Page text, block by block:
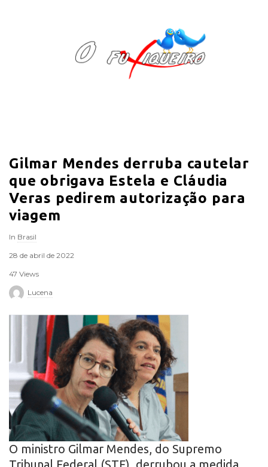
F
q
u
o
Gilmar Mendes derruba cautelar
que obrigava Estela e Cláudia
Veras pedirem autorização para
viagem
In Brasil
28 de abril de 2022
47 Views
Lucena
O ministro Gilmar Mendes, do Supremo